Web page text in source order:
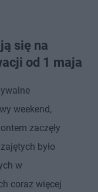
się na
od 1 maja
weekend,
zaczęły
było
w
coraz więcej